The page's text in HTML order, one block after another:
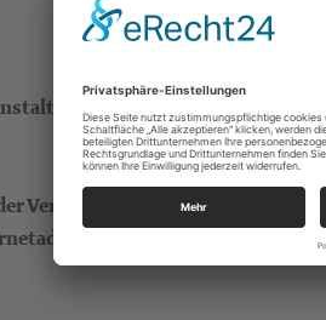
Die
der
An
01067
Veranstaltung